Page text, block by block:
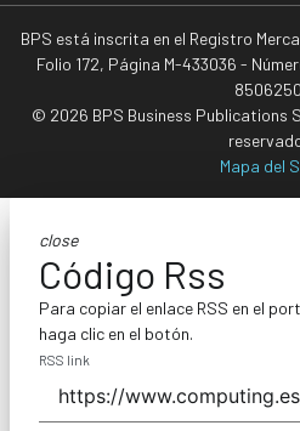
BPS está inscrita en el Registro
Folio 172, Página M-433036 -
© 2026 BPS Business Publications
Mapa del
close
Código Rss
Para copiar el enlace RSS en el
haga clic en el botón.
RSS link